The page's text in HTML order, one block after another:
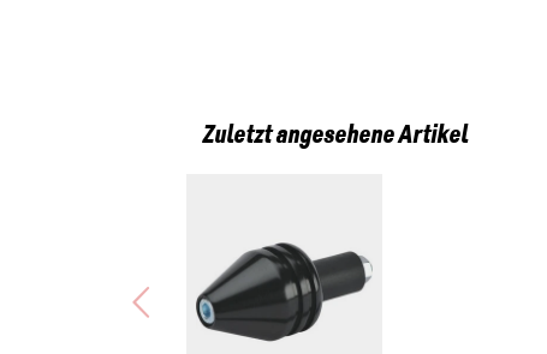
Zuletzt angesehene Artikel